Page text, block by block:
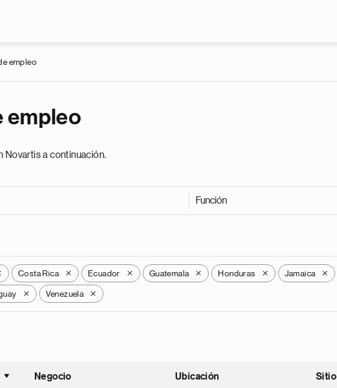
empleo
empleo
Novartis a continuación.
Función
Costa Rica X Ecuador X Guatemala X Honduras X Jamaica X
X Venezuela X
Ordenar ascendente
Negocio Ubicación Sitio